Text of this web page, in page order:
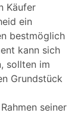
Käufer
ein
bestmöglich
kann sich
sollten im
Grundstück
seiner